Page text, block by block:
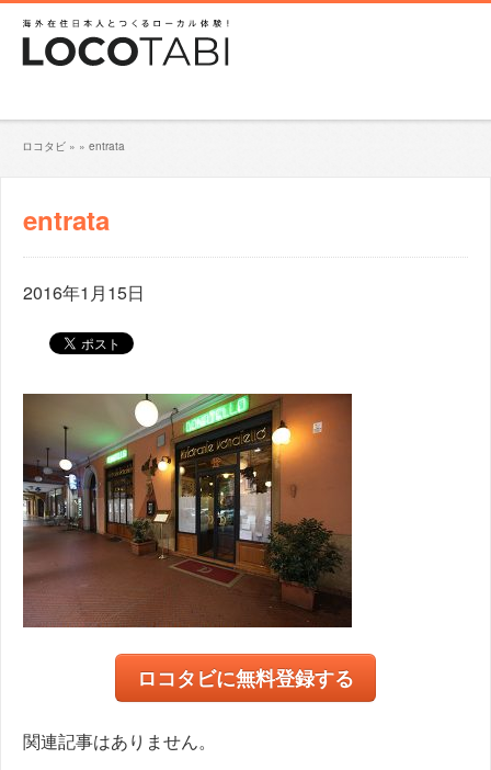
ロコタビ » » entrata
entrata
2016年1月15日
ロコタビに無料登録する
関連記事はありません。